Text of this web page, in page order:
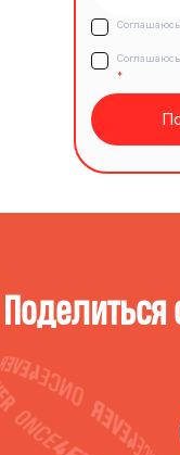
Соглашаюсь
*